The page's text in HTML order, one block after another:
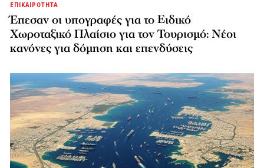
ΕΠΙΚΑΙΡΟΤΗΤΑ
Έπεσαν οι υπογραφές για το Ειδικό
Χωροταξικό Πλαίσιο για τον Τουρισμό: Νέοι
κανόνες για δόμηση και επενδύσεις